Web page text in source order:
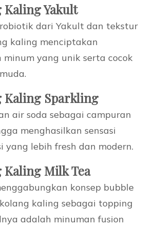
Kaling Yakult
dari Yakult dan tekstur
kaling menciptakan
minum yang unik serta cocok
Kaling Sparkling
air soda sebagai campuran
menghasilkan sensasi
yang lebih fresh dan modern.
Kaling Milk Tea
konsep bubble
kaling sebagai topping
adalah minuman fusion